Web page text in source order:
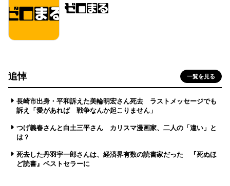
追悼 一覧を見る
長崎市出身・平和訴えた美輪明宏さん死去 ラストメッセージでも
訴え「愛があれば 戦争なんか起こりません」
つげ義春さんと白土三平さん カリスマ漫画家、二人の「違い」と
は？
死去した丹羽宇一郎さんは、経済界有数の読書家だった 『死ぬほ
ど読書』ベストセラーに